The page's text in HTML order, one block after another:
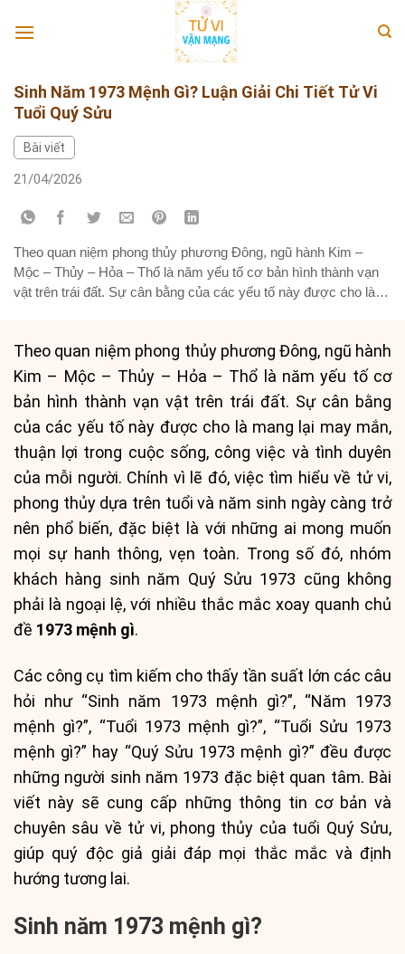
Sinh Năm 1973 Mệnh Gì? Luận Giải Chi Tiết Tử Vi
Tuổi Quý Sửu
Bài viết
21/04/2026
Theo quan niệm phong thủy phương Đông, ngũ hành Kim –
Mộc – Thủy – Hỏa – Thổ là năm yếu tố cơ bản hình thành vạn
vật trên trái đất. Sự cân bằng của các yếu tố này được cho là
Theo quan niệm phong thủy phương Đông, ngũ hành
Kim – Mộc – Thủy – Hỏa – Thổ là năm yếu tố cơ
bản hình thành vạn vật trên trái đất. Sự cân bằng
của các yếu tố này được cho là mang lại may mắn,
thuận lợi trong cuộc sống, công việc và tình duyên
của mỗi người. Chính vì lẽ đó, việc tìm hiểu về tử vi,
phong thủy dựa trên tuổi và năm sinh ngày càng trở
nên phổ biến, đặc biệt là với những ai mong muốn
mọi sự hanh thông, vẹn toàn. Trong số đó, nhóm
khách hàng sinh năm Quý Sửu 1973 cũng không
phải là ngoại lệ, với nhiều thắc mắc xoay quanh chủ
đề 1973 mệnh gì.
Các công cụ tìm kiếm cho thấy tần suất lớn các câu
hỏi như “Sinh năm 1973 mệnh gì?”, “Năm 1973
mệnh gì?”, “Tuổi 1973 mệnh gì?”, “Tuổi Sửu 1973
mệnh gì?” hay “Quý Sửu 1973 mệnh gì?” đều được
những người sinh năm 1973 đặc biệt quan tâm. Bài
viết này sẽ cung cấp những thông tin cơ bản và
chuyên sâu về tử vi, phong thủy của tuổi Quý Sửu,
giúp quý độc giả giải đáp mọi thắc mắc và định
hướng tương lai.
Sinh năm 1973 mệnh gì?